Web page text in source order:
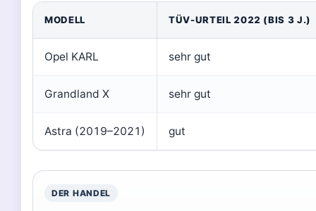
MODELL TÜV-URTEIL 2022 (BIS 3 J.)
Opel KARL sehr gut
Grandland X sehr gut
Astra (2019–2021) gut
DER HANDEL